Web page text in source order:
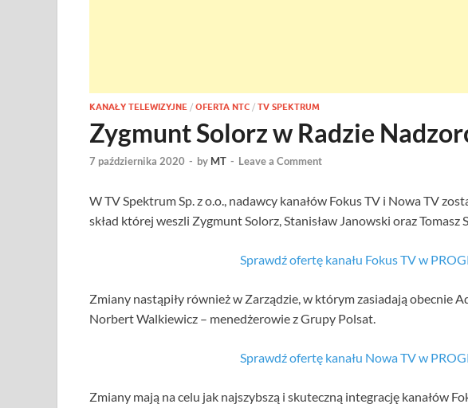
KANAŁY TELEWIZYJNE / OFERTA NTC / TV SPEKTRUM
Zygmunt Solorz w Radzie
7 października 2020 - by MT - Leave a Comment
W TV Spektrum Sp. z o.o., nadawcy kanałów Fokus TV i Nowa TV
skład której weszli Zygmunt Solorz, Stanisław Janowski oraz Tomasz
Sprawdź ofertę kanału Fokus TV w
Zmiany nastąpiły również w Zarządzie, w którym zasiadają obecnie
Norbert Walkiewicz – menedżerowie z Grupy Polsat.
Sprawdź ofertę kanału Nowa TV w
Zmiany mają na celu jak najszybszą i skuteczną integrację kanałów